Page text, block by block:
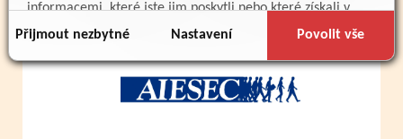
informacemi, které jste jim poskytli nebo které získali v
důsledku toho, že používáte jejich služby.
Přijmout nezbytné Nastavení Povolit vše